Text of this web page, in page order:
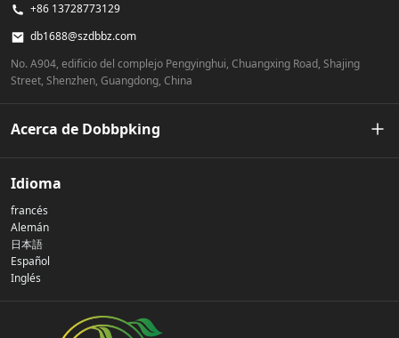
+86 13728773129
db1688@szdbbz.com
No. A904, edificio del complejo Pengyinghui, Chuangxing Road, Shajing
Street, Shenzhen, Guangdong, China
Acerca de Dobbpking
Nuestra historia
Política de privacidad
Contáctenos
Idioma
francés
Alemán
日本語
Español
Inglés